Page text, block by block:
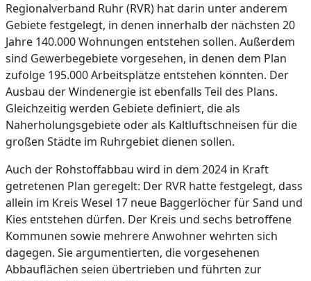
Regionalverband Ruhr (RVR) hat darin unter anderem
Gebiete festgelegt, in denen innerhalb der nächsten 20
Jahre 140.000 Wohnungen entstehen sollen. Außerdem
sind Gewerbegebiete vorgesehen, in denen dem Plan
zufolge 195.000 Arbeitsplätze entstehen könnten. Der
Ausbau der Windenergie ist ebenfalls Teil des Plans.
Gleichzeitig werden Gebiete definiert, die als
Naherholungsgebiete oder als Kaltluftschneisen für die
großen Städte im Ruhrgebiet dienen sollen.
Auch der Rohstoffabbau wird in dem 2024 in Kraft
getretenen Plan geregelt: Der RVR hatte festgelegt, dass
allein im Kreis Wesel 17 neue Baggerlöcher für Sand und
Kies entstehen dürfen. Der Kreis und sechs betroffene
Kommunen sowie mehrere Anwohner wehrten sich
dagegen. Sie argumentierten, die vorgesehenen
Abbauflächen seien übertrieben und führten zur